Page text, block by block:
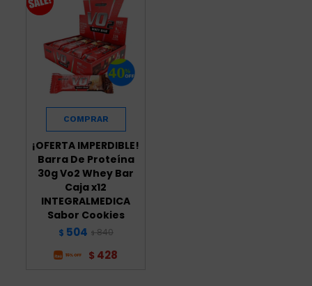
¡OFERTA IMPERDIBLE!
Barra De Proteína
30g Vo2 Whey Bar
Caja x12
INTEGRALMEDICA
Sabor Cookies
$ 504 $ 840
$ 428